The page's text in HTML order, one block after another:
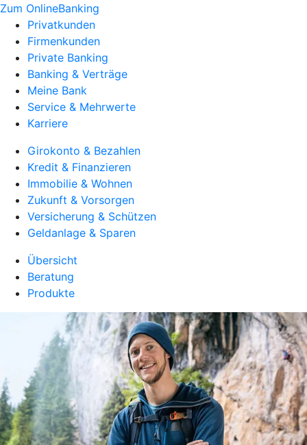
Zum OnlineBanking
Privatkunden
Firmenkunden
Private Banking
Banking & Verträge
Meine Bank
Service & Mehrwerte
Karriere
Girokonto & Bezahlen
Kredit & Finanzieren
Immobilie & Wohnen
Zukunft & Vorsorgen
Versicherung & Schützen
Geldanlage & Sparen
Übersicht
Beratung
Produkte